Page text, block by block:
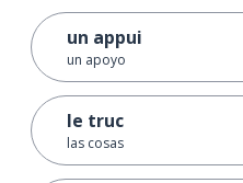
un appui
un apoyo
le truc
las cosas